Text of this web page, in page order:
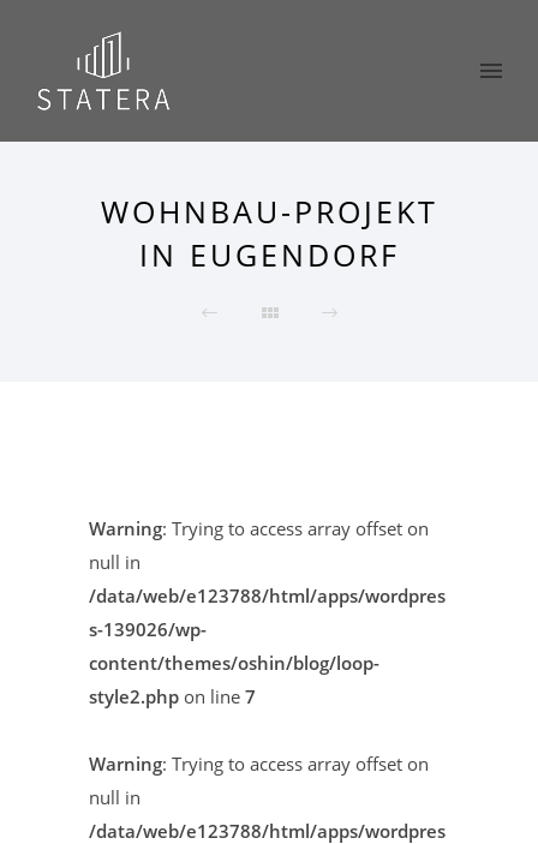
WOHNBAU-PROJEKT
IN EUGENDORF
Warning: Trying to access array offset on
null in
/data/web/e123788/html/apps/wordpres
s-139026/wp-
content/themes/oshin/blog/loop-
style2.php on line 7
Warning: Trying to access array offset on
null in
/data/web/e123788/html/apps/wordpres